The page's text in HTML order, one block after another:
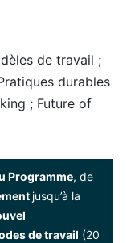
de travail ;
durables
; Future of
Programme, de
jusqu’à la
de travail (20